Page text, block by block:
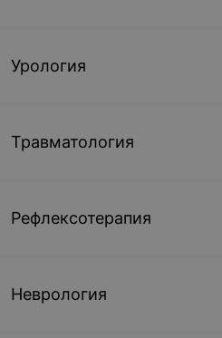
Урология
Травматология
Рефлексотерапия
Неврология